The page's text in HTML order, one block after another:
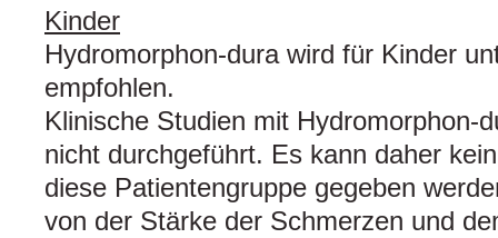
Kinder
Hydromorphon-dura wird für Kinder
empfohlen.
Klinische Studien mit Hydromorphon-
nicht durchgeführt. Es kann daher
diese Patientengruppe gegeben
von der Stärke der Schmerzen und